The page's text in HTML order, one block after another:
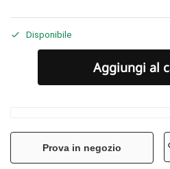
Disponibile
Aggiungi al
Prova in negozio